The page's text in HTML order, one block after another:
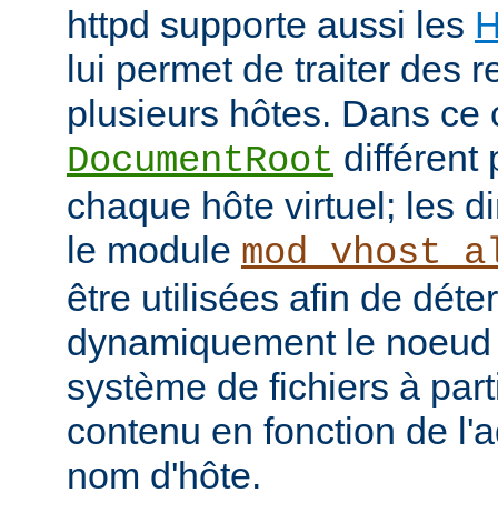
httpd supporte aussi les
lui permet de traiter des
plusieurs hôtes. Dans ce
DocumentRoot différent
chaque hôte virtuel; les
le module
être utilisées afin de
dynamiquement le
système de fichiers à
contenu en fonction de
nom d'hôte.